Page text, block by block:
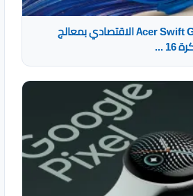
ايسر تطلق حاسوب Acer Swift Go الاقتصادي بمعالج